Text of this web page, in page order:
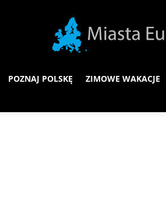
POZNAJ POLSKĘ ZIMOWE WAKACJE